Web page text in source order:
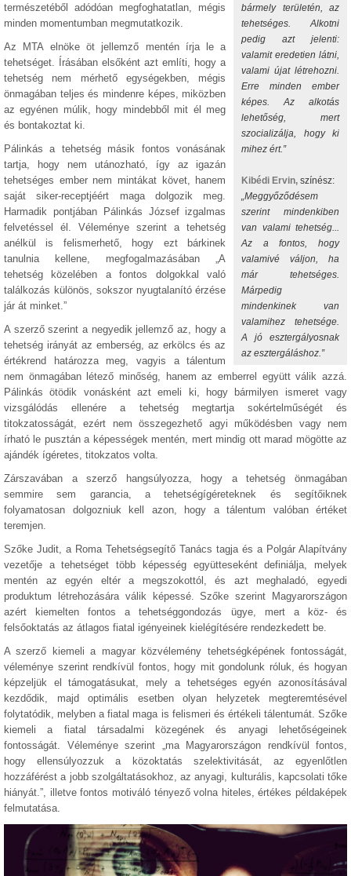
bármely területén, az
tehetséges. Alkotni
pedig azt jelenti:
valamit eredetien látni,
valami újat létrehozni.
Erre minden ember
képes. Az alkotás
lehetőség, mert
szocializálja, hogy ki
mihez ért.”
Kibédi Ervin,színész:
„Meggyőződésem
szerint mindenkiben
van valami tehetség...
Az a fontos, hogy
valamivé váljon, ha
már tehetséges.
Márpedig
mindenkinek van
valamihez tehetsége.
A jó esztergályosnak
az esztergáláshoz.”
természetéből adódóan megfoghatatlan, mégis
minden momentumban megmutatkozik.
Az MTA elnöke öt jellemző mentén írja le a
tehetséget. Írásában elsőként azt említi, hogy a
tehetség nem mérhető egységekben, mégis
önmagában teljes és mindenre képes, miközben
az egyénen múlik, hogy mindebből mit él meg
és bontakoztat ki.
Pálinkás a tehetség másik fontos vonásának
tartja, hogy nem utánozható, így az igazán
tehetséges ember nem mintákat követ, hanem
saját siker-receptjéért maga dolgozik meg.
Harmadik pontjában Pálinkás József izgalmas
felvetéssel él. Véleménye szerint a tehetség
anélkül is felismerhető, hogy ezt bárkinek
tanulnia kellene, megfogalmazásában „A
tehetség közelében a fontos dolgokkal való
találkozás különös, sokszor nyugtalanító érzése
jár át minket.”
A szerző szerint a negyedik jellemző az, hogy a
tehetség irányát az emberség, az erkölcs és az
értékrend határozza meg, vagyis a tálentum
nem önmagában létező minőség, hanem az emberrel együtt válik azzá.
Pálinkás ötödik vonásként azt emeli ki, hogy bármilyen ismeret vagy
vizsgálódás ellenére a tehetség megtartja sokértelműségét és
titokzatosságát, ezért nem összegezhető agyi működésben vagy nem
írható le pusztán a képességek mentén, mert mindig ott marad mögötte az
ajándék ígéretes, titokzatos volta.
Zárszavában a szerző hangsúlyozza, hogy a tehetség önmagában
semmire sem garancia, a tehetségígéreteknek és segítőiknek
folyamatosan dolgozniuk kell azon, hogy a tálentum valóban értéket
teremjen.
Szőke Judit, a Roma Tehetségsegítő Tanács tagja és a Polgár Alapítvány
vezetője a tehetséget több képesség együtteseként definiálja, melyek
mentén az egyén eltér a megszokottól, és azt meghaladó, egyedi
produktum létrehozására válik képessé. Szőke szerint Magyarországon
azért kiemelten fontos a tehetséggondozás ügye, mert a köz- és
felsőoktatás az átlagos fiatal igényeinek kielégítésére rendezkedett be.
A szerző kiemeli a magyar közvélemény tehetségképének fontosságát,
véleménye szerint rendkívül fontos, hogy mit gondolunk róluk, és hogyan
képzeljük el támogatásukat, mely a tehetséges egyén azonosításával
kezdődik, majd optimális esetben olyan helyzetek megteremtésével
folytatódik, melyben a fiatal maga is felismeri és értékeli tálentumát. Szőke
kiemeli a fiatal társadalmi közegének és anyagi lehetőségeinek
fontosságát. Véleménye szerint „ma Magyarországon rendkívül fontos,
hogy ellensúlyozzuk a közoktatás szelektivitását, az egyenlőtlen
hozzáférést a jobb szolgáltatásokhoz, az anyagi, kulturális, kapcsolati tőke
hiányát.”, illetve fontos motiváló tényező volna hiteles, értékes példaképek
felmutatása.